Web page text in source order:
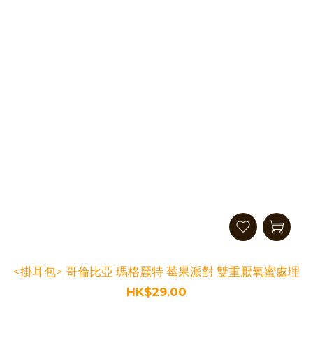
<掛耳包> 哥倫比亞 瑪格麗特 莓果派對 雙重厭氧蜜處理
HK$29.00